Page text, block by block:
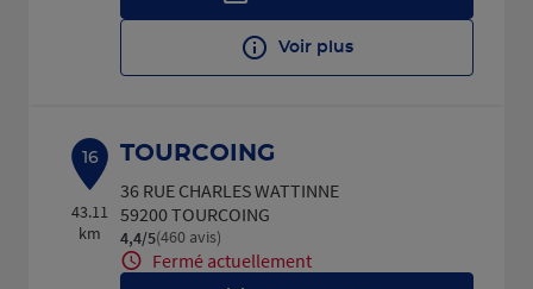
Voir plus
16
43.11
km
TOURCOING
36 RUE CHARLES WATTINNE
59200 TOURCOING
4,4/5Note de 4.4 sur 5
(460 avis)
Fermé actuellement